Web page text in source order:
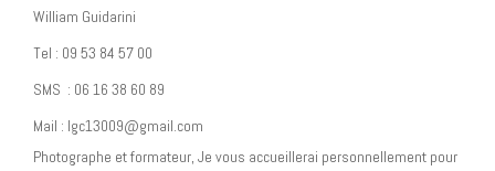
William Guidarini
Tel : 09 53 84 57 00
SMS : 06 16 38 60 89
Mail : lgc13009@gmail.com
Photographe et formateur, Je vous accueillerai personnellement pour